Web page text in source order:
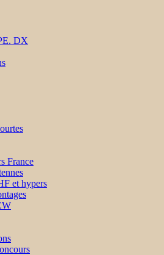
DX
France
et hypers